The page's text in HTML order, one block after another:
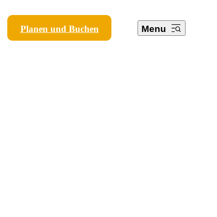
Planen und Buchen Menu